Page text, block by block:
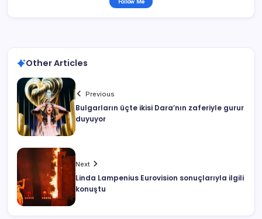
Follow Me
Other Articles
Previous
Bulgarların üçte ikisi Dara’nın zaferiyle gurur
duyuyor
Next
Linda Lampenius Eurovision sonuçlarıyla ilgili
konuştu